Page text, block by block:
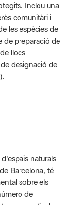
Inclou una
comunitàri i
les espècies de
de preparació de
llocs
designació de
naturals
Barcelona, té
sobre els
de